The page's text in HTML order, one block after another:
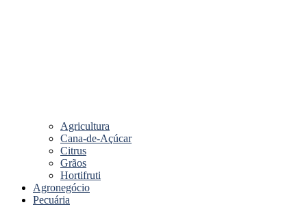
Agricultura
Cana-de-Açúcar
Citrus
Grãos
Hortifruti
Agronegócio
Pecuária